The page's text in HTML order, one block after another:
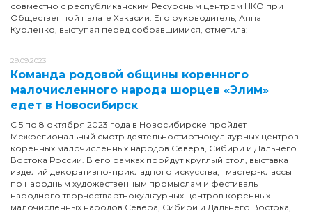
совместно с республиканским Ресурсным центром НКО при
Общественной палате Хакасии. Его руководитель, Анна
Курленко, выступая перед собравшимися, отметила:
29.09.2023
Команда родовой общины коренного
малочисленного народа шорцев «Элим»
едет в Новосибирск
С 5 по 8 октября 2023 года в Новосибирске пройдет
Межрегиональный смотр деятельности этнокультурных центров
коренных малочисленных народов Севера, Сибири и Дальнего
Востока России. В его рамках пройдут круглый стол, выставка
изделий декоративно-прикладного искусства, мастер-классы
по народным художественным промыслам и фестиваль
народного творчества этнокультурных центров коренных
малочисленных народов Севера, Сибири и Дальнего Востока,